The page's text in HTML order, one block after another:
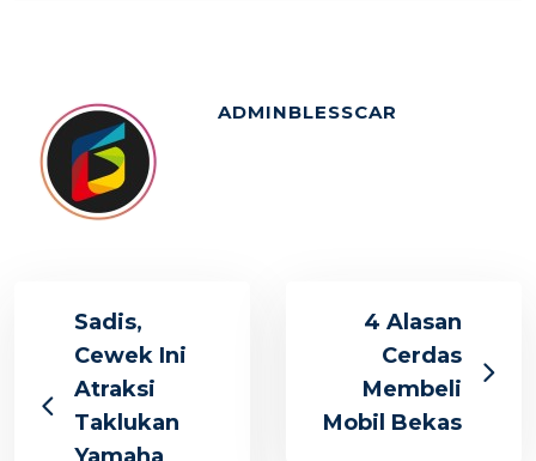
ADMINBLESSCAR
Sadis,
Cewek Ini
Atraksi
Taklukan
4 Alasan
Cerdas
Membeli
Mobil Bekas